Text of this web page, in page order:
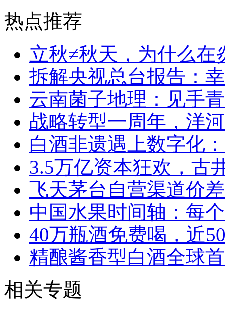
热点推荐
立秋≠秋天，为什么在
拆解央视总台报告：
云南菌子地理：见手
战略转型一周年，洋
白酒非遗遇上数字化
3.5万亿资本狂欢，古
飞天茅台自营渠道价
中国水果时间轴：每
40万瓶酒免费喝，近
精酿酱香型白酒全球
相关专题